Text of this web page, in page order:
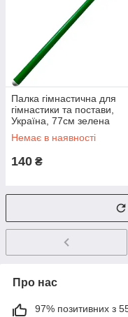
Палка гімнастична для
гімнастики та постави,
Україна, 77см зелена
Немає в наявності
140 ₴
Про нас
97% позитивних з